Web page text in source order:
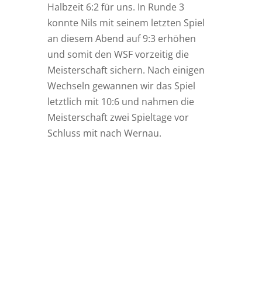
Halbzeit 6:2 für uns. In Runde 3
konnte Nils mit seinem letzten Spiel
an diesem Abend auf 9:3 erhöhen
und somit den WSF vorzeitig die
Meisterschaft sichern. Nach einigen
Wechseln gewannen wir das Spiel
letztlich mit 10:6 und nahmen die
Meisterschaft zwei Spieltage vor
Schluss mit nach Wernau.